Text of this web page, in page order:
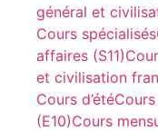
général et
Cours spécialisés
affaires (S11)
et civilisation
Cours d’été
(E10)Cours